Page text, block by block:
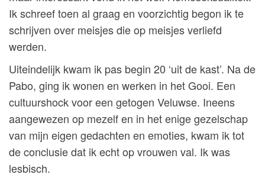
Ik schreef toen al graag en voorzichtig begon ik te
schrijven over meisjes die op meisjes verliefd
werden.
Uiteindelijk kwam ik pas begin 20 ‘uit de kast’. Na de
Pabo, ging ik wonen en werken in het Gooi. Een
cultuurshock voor een getogen Veluwse. Ineens
aangewezen op mezelf en in het enige gezelschap
van mijn eigen gedachten en emoties, kwam ik tot
de conclusie dat ik echt op vrouwen val. Ik was
lesbisch.